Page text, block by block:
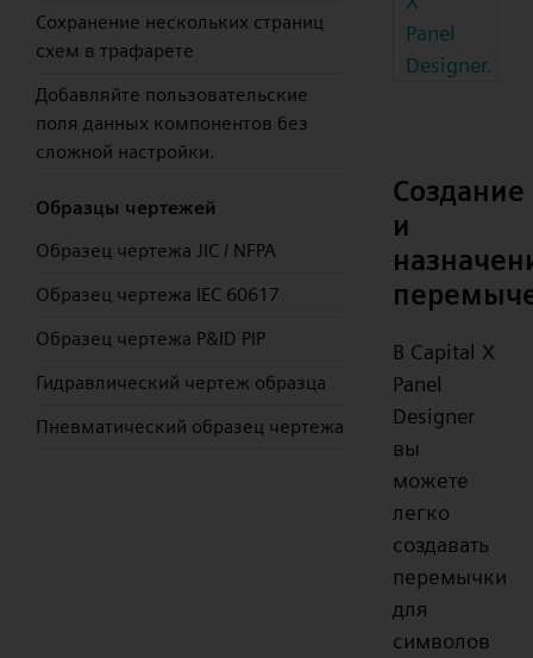
Сохранение нескольких страниц
схем в трафарете
Добавляйте пользовательские
поля данных компонентов без
сложной настройки.
Образцы чертежей
Образец чертежа JIC / NFPA
Образец чертежа IEC 60617
Образец чертежа P&ID PIP
Гидравлический чертеж образца
Пневматический образец чертежа
Panel
Designer.
Создание
и
В Capital X
Panel
Designer
вы
можете
легко
создавать
перемычки
для
символов